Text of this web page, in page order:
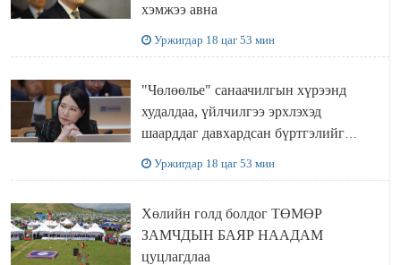
хэмжээ авна
Уржигдар 18 цаг 53 мин
"Чөлөөлье" санаачилгын хүрээнд
худалдаа, үйлчилгээ эрхлэхэд
шаарддаг давхардсан бүртгэлийг
Уржигдар 18 цаг 53 мин
Хөлийн голд болдог ТӨМӨР
ЗАМЧДЫН БАЯР НААДАМ
цуцлагдлаа